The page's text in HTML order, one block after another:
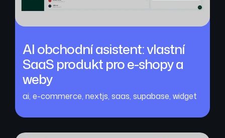
AI obchodní asistent: vlastní
SaaS produkt pro e-shopy a
weby
ai, e-commerce, nextjs, saas, supabase, widget